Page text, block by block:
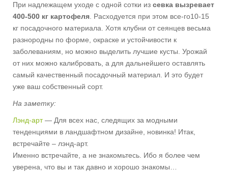
При надлежащем уходе с одной сотки из севка вызревает
400-500 кг картофеля . Расходуется при этом все-го10-15
кг посадочного материала. Хотя клубни от сеянцев весьма
разнородны по форме, окраске и устойчивости к
заболеваниям, но можно выделить лучшие кусты. Урожай
от них можно калибровать, а для дальнейшего оставлять
самый качественный посадочный материал. И это будет
уже ваш собственный сорт.
На заметку:
Лэнд-арт— Для всех нас, следящих за модными
тенденциями в ландшафтном дизайне, новинка! Итак,
встречайте – лэнд-арт.
Именно встречайте, а не знакомьтесь. Ибо я более чем
уверена, что вы и так давно и хорошо знакомы…